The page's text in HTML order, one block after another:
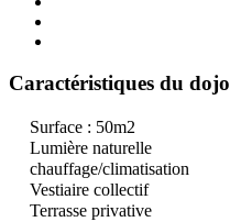
Caractéristiques du dojo
Surface : 50m2
Lumière naturelle
chauffage/climatisation
Vestiaire collectif
Terrasse privative